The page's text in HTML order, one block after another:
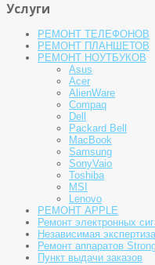
Услуги
РЕМОНТ ТЕЛЕФОНОВ
РЕМОНТ ПЛАНШЕТОВ
РЕМОНТ НОУТБУКОВ
Asus
Acer
AlienWare
Compaq
Dell
Packard Bell
MacBook
Samsung
SonyVaio
Toshiba
MSI
Lenovo
РЕМОНТ APPLE
Ремонт электронных
Независимая экспертиза
Ремонт аппаратов
Пункт выдачи заказов